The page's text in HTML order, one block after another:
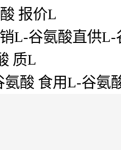
报价L
L-谷氨酸直供
质L
氨酸 食用L-谷氨